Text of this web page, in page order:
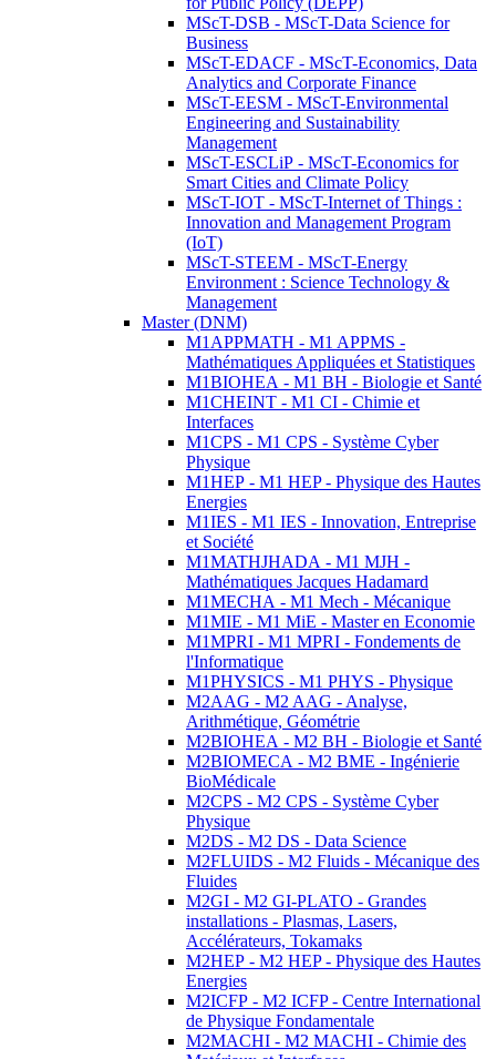
MScT-DSB - MScT-Data Science for
Business
MScT-EDACF - MScT-Economics, Data
Analytics and Corporate Finance
MScT-EESM - MScT-Environmental
Engineering and Sustainability
Management
MScT-ESCLiP - MScT-Economics for
Smart Cities and Climate Policy
MScT-IOT - MScT-Internet of Things :
Innovation and Management Program
(IoT)
MScT-STEEM - MScT-Energy
Environment : Science Technology &
Management
Master (DNM)
M1APPMATH - M1 APPMS -
Mathématiques Appliquées et Statistiques
M1BIOHEA - M1 BH - Biologie et Santé
M1CHEINT - M1 CI - Chimie et
Interfaces
M1CPS - M1 CPS - Système Cyber
Physique
M1HEP - M1 HEP - Physique des Hautes
Energies
M1IES - M1 IES - Innovation, Entreprise
et Société
M1MATHJHADA - M1 MJH -
Mathématiques Jacques Hadamard
M1MECHA - M1 Mech - Mécanique
M1MIE - M1 MiE - Master en Economie
M1MPRI - M1 MPRI - Fondements de
l'Informatique
M1PHYSICS - M1 PHYS - Physique
M2AAG - M2 AAG - Analyse,
Arithmétique, Géométrie
M2BIOHEA - M2 BH - Biologie et Santé
M2BIOMECA - M2 BME - Ingénierie
BioMédicale
M2CPS - M2 CPS - Système Cyber
Physique
M2DS - M2 DS - Data Science
M2FLUIDS - M2 Fluids - Mécanique des
Fluides
M2GI - M2 GI-PLATO - Grandes
installations - Plasmas, Lasers,
Accélérateurs, Tokamaks
M2HEP - M2 HEP - Physique des Hautes
Energies
M2ICFP - M2 ICFP - Centre International
de Physique Fondamentale
M2MACHI - M2 MACHI - Chimie des